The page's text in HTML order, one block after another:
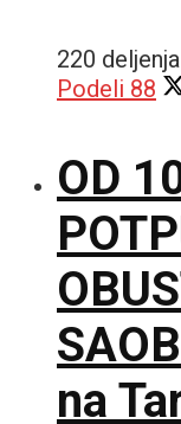
220 deljenja
Podeli 88
OD
na